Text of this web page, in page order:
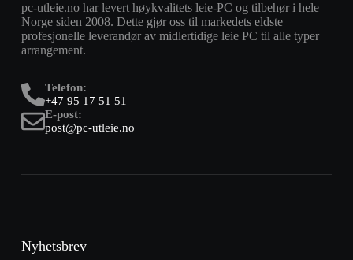
pc-utleie.no har levert høykvalitets leie-PC og tilbehør i hele
Norge siden 2008. Dette gjør oss til markedets eldste
profesjonelle leverandør av midlertidige leie PC til alle typer
arrangement.
Telefon:
+47 95 17 51 51
E-post:
post@pc-utleie.no
Nyhetsbrev